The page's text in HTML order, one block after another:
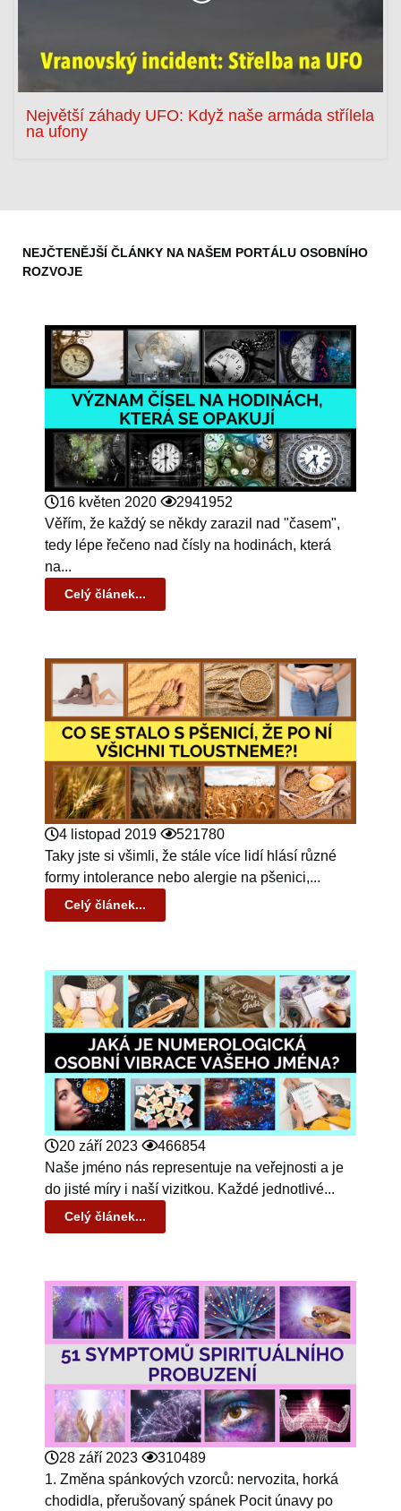
Největší záhady UFO: Když naše armáda střílela
na ufony
NEJČTENĚJŠÍ ČLÁNKY NA NAŠEM PORTÁLU OSOBNÍHO
ROZVOJE
16 květen 2020
2941952
Věřím, že každý se někdy zarazil nad "časem",
tedy lépe řečeno nad čísly na hodinách, která
na...
Celý článek...
4 listopad 2019
521780
Taky jste si všimli, že stále více lidí hlásí různé
formy intolerance nebo alergie na pšenici,...
Celý článek...
20 září 2023
466854
Naše jméno nás representuje na veřejnosti a je
do jisté míry i naší vizitkou. Každé jednotlivé...
Celý článek...
28 září 2023
310489
1. Změna spánkových vzorců: nervozita, horká
chodidla, přerušovaný spánek Pocit únavy po